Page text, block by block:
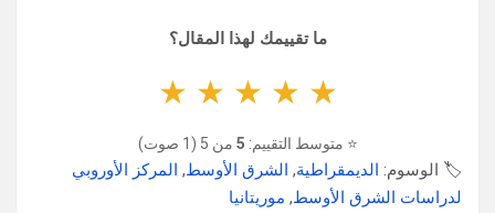
ما تقييمك لهذا المقال؟
★
★
★
★
★
⭐ متوسط التقييم: 5 من 5 (1 صوت)
🏷️ الوسوم: الديمقراطية, الشرق الأوسط, المركز الأوروبي
لدراسات الشرق الأوسط, موريتانيا